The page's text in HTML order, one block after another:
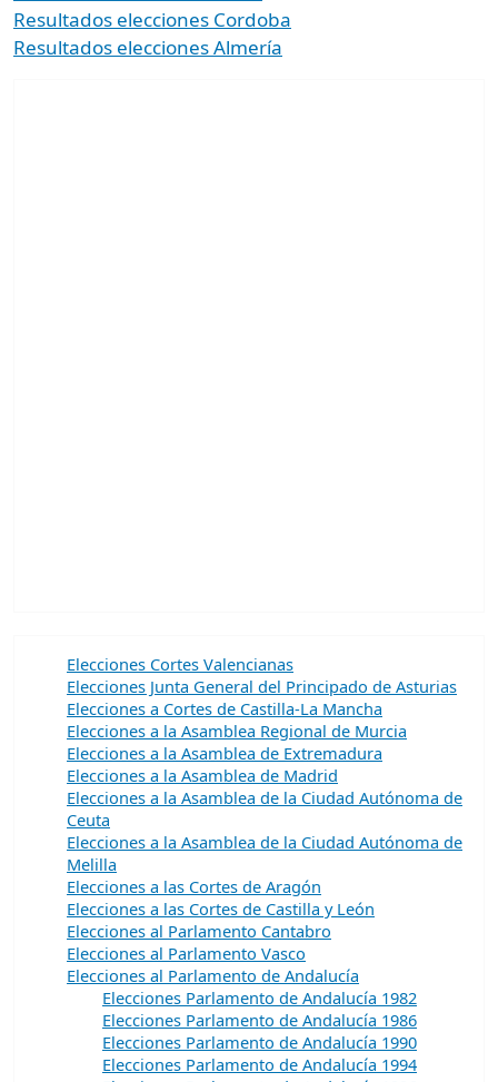
Resultados elecciones Cordoba
Resultados elecciones Almería
Elecciones Cortes Valencianas
Elecciones Junta General del Principado de Asturias
Elecciones a Cortes de Castilla-La Mancha
Elecciones a la Asamblea Regional de Murcia
Elecciones a la Asamblea de Extremadura
Elecciones a la Asamblea de Madrid
Elecciones a la Asamblea de la Ciudad Autónoma de
Ceuta
Elecciones a la Asamblea de la Ciudad Autónoma de
Melilla
Elecciones a las Cortes de Aragón
Elecciones a las Cortes de Castilla y León
Elecciones al Parlamento Cantabro
Elecciones al Parlamento Vasco
Elecciones al Parlamento de Andalucía
Elecciones Parlamento de Andalucía 1982
Elecciones Parlamento de Andalucía 1986
Elecciones Parlamento de Andalucía 1990
Elecciones Parlamento de Andalucía 1994